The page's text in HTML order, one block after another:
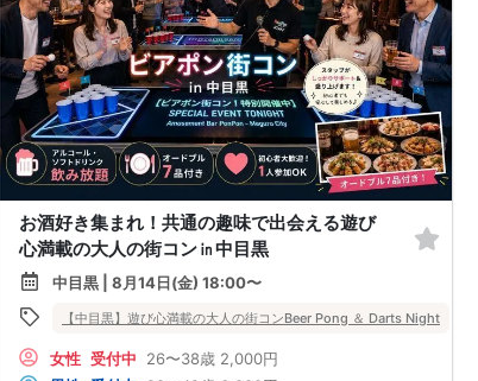
バツイチ・再婚
お酒好き集まれ！共通の趣味で出会える遊び
心満載の大人の街コン㏌中目黒
中目黒 | 8月14日(金) 18:00〜
【中目黒】遊び心満載の大人の街コンBeer Pong ＆ Darts Night
女性 受付中 26〜38歳 2,000円